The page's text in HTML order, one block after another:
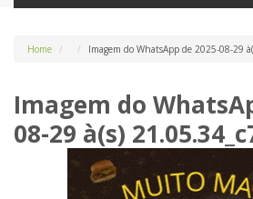
Home Imagem do WhatsApp de 2025-08-29
Imagem do
08-29 à(s)